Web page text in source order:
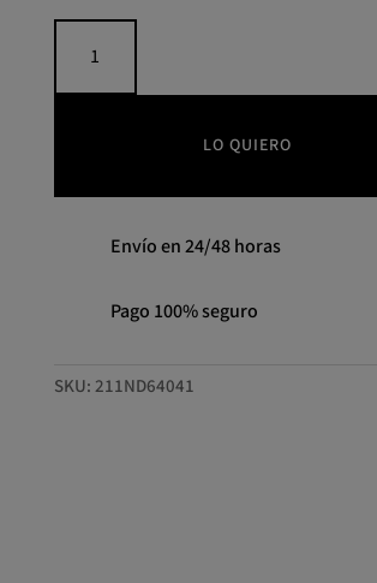
LOVE
strass
LO QUIERO
Envío en 24/48 horas
Pago 100% seguro
SKU: 211ND64041